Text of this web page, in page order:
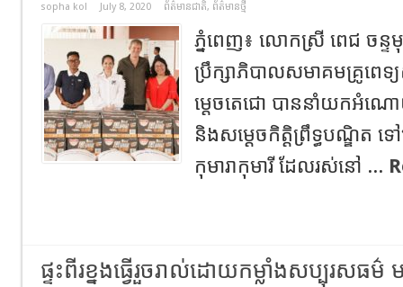
sopha kol July 8, 2020 ព័ត៌មានជាតិ, ព័ត៌មានថ្មី
ភ្នំពេញ៖ លោកស្រី ពេជ ចន្ទ
ប្រឹក្សាភិបាលសមាគមគ្រូពេទ្
ម្តេចតេជោ បាននាំយកអំណ
និងសម្ដេចកិត្តិព្រឹទ្ធបណ្ឌិត
កុមារាកុមារី ដែលរស់នៅ ...
ផ្ទះពីរខ្នងធ្វើរួចរាល់ដោយកម្លាំងសប្បុរសធម៌